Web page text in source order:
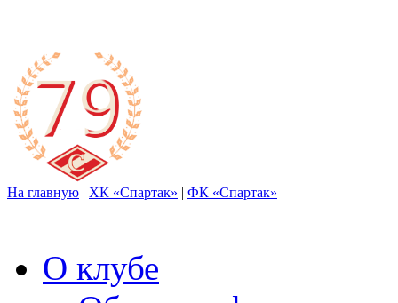
На главную | ХК «Спартак» | ФК «Спартак»
О клубе